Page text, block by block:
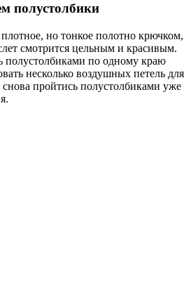
полустолбики
плотное, но тонкое полотно крючком,
смотрится цельным и красивым.
полустолбиками по одному краю
несколько воздушных петель для
пройтись полустолбиками уже